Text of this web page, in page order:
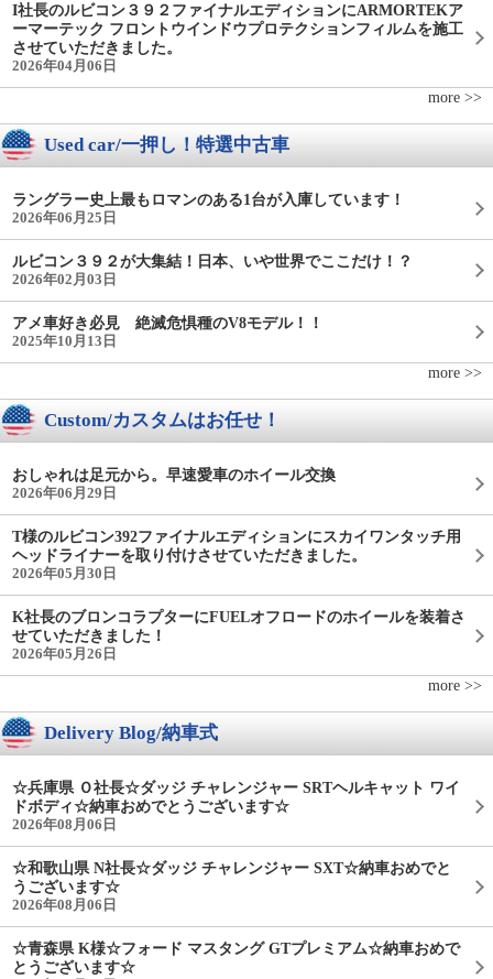
I社長のルビコン３９２ファイナルエディションにARMORTEKア
ーマーテック フロントウインドウプロテクションフィルムを施工
させていただきました。
2026年04月06日
more >>
Used car/一押し！特選中古車
ラングラー史上最もロマンのある1台が入庫しています！
2026年06月25日
ルビコン３９２が大集結！日本、いや世界でここだけ！？
2026年02月03日
アメ車好き必見 絶滅危惧種のV8モデル！！
2025年10月13日
more >>
Custom/カスタムはお任せ！
おしゃれは足元から。早速愛車のホイール交換
2026年06月29日
T様のルビコン392ファイナルエディションにスカイワンタッチ用
ヘッドライナーを取り付けさせていただきました。
2026年05月30日
K社長のブロンコラプターにFUELオフロードのホイールを装着さ
せていただきました！
2026年05月26日
more >>
Delivery Blog/納車式
☆兵庫県 Ｏ社長☆ダッジ チャレンジャー SRTヘルキャット ワイ
ドボディ☆納車おめでとうございます☆
2026年08月06日
☆和歌山県 N社長☆ダッジ チャレンジャー SXT☆納車おめでと
うございます☆
2026年08月06日
☆青森県 K様☆フォード マスタング GTプレミアム☆納車おめで
とうございます☆